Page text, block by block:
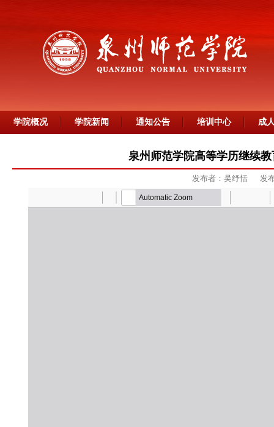
学院概况 学院新闻 通知公告 培训中心 成
泉州师范学院高等学历继续
发布者：吴纾恬 发